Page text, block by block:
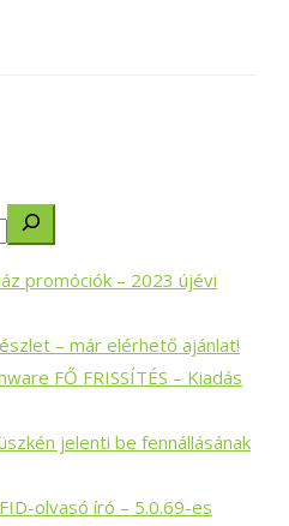
promóciók – 2023 újévi
– már elérhető ajánlat!
FŐ FRISSÍTÉS – Kiadás
jelenti be fennállásának
olvasó író – 5.0.69-es